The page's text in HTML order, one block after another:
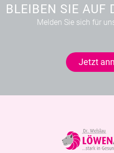
BLEIBEN SIE AUF
Melden Sie sich für
Jetzt